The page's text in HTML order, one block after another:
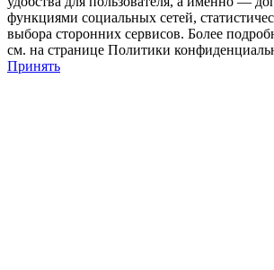
функциями социальных сетей,
выбора сторонних сервисов. Более
см. на странице Политики
Принять